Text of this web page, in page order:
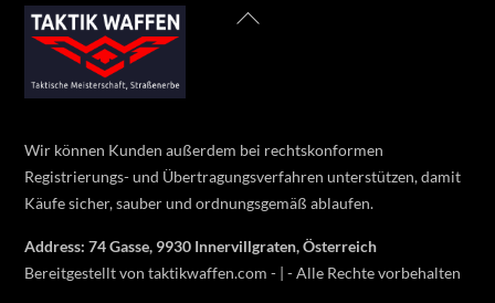
Back
Wir können Kunden außerdem bei rechtskonformen
Registrierungs- und Übertragungsverfahren unterstützen, damit
Käufe sicher, sauber und ordnungsgemäß ablaufen.
Address: 74 Gasse, 9930 Innervillgraten, Österreich
Bereitgestellt von taktikwaffen.com - | - Alle Rechte vorbehalten